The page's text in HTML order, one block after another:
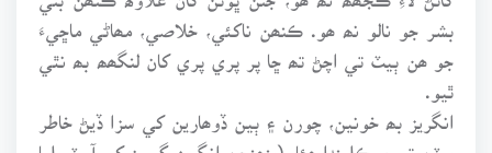
بشر جو نالو نھ ھو. ڪنھن ناکئي، خلاصي، مھاڻي ماڇيءَ
جو ھن ٻيٽ تي اچڻ تھ ڇا پر پري پري کان لنگھھ بھ نٿي
ٿيو.
انگريز بھ خونين، چورن ۽ ٻين ڏوھارين کي سزا ڏيڻ خاطر
ٻيٽن تي موڪليندا ھئا. (پنھنجن انگريز گورن کي آسٽريليا